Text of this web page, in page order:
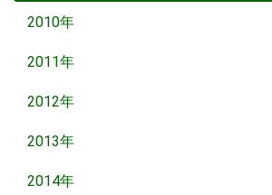
2010年
2011年
2012年
2013年
2014年